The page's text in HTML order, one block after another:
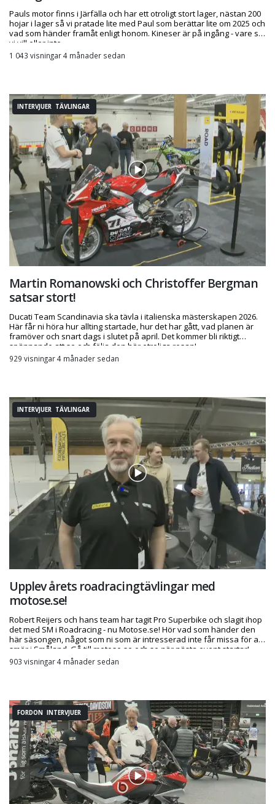
Pauls motor finns i Järfälla och har ett otroligt stort lager, nästan 200
hojar i lager så vi pratade lite med Paul som berättar lite om 2025 och
vad som händer framåt enligt honom. Kineser är på ingång - vare sig
vi vill eller inte.
1 043 visningar 4 månader sedan
INTERVJUER TÄVLINGAR
Martin Romanowski och Christoffer Bergman
satsar stort!
Ducati Team Scandinavia ska tävla i italienska mästerskapen 2026.
Här får ni höra hur allting startade, hur det har gått, vad planen är
framöver och snart dags i slutet på april. Det kommer bli riktigt
spännande att se och följa den här otroliga resan!
929 visningar 4 månader sedan
INTERVJUER TÄVLINGAR
Upplev årets roadracingtävlingar med
motose.se!
Robert Reijers och hans team har tagit Pro Superbike och slagit ihop
det med SM i Roadracing - nu Motose.se! Hör vad som händer den
här säsongen, något som ni som är intresserad inte får missa för allt
smör i Småland. Gå till motose.se och se när nästa event startar!
903 visningar 4 månader sedan
FORDON INTERVJUER